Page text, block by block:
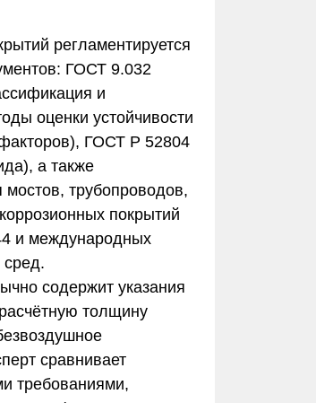
регламентируется
ГОСТ 9.032
и
оценки устойчивости
ГОСТ Р 52804
а также
трубопроводов,
покрытий
и международных
сред.
содержит указания
толщину
сравнивает
требованиями,